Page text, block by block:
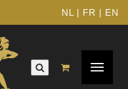
NL | FR | EN
Toggle